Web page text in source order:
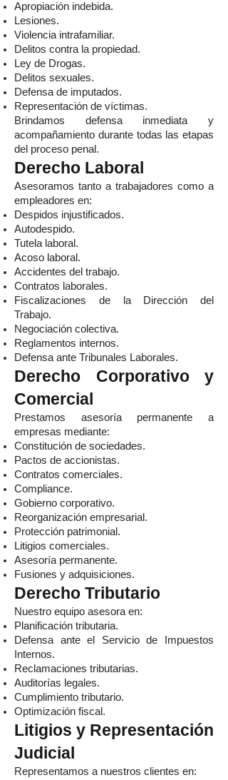
Apropiación indebida.
Lesiones.
Violencia intrafamiliar.
Delitos contra la propiedad.
Ley de Drogas.
Delitos sexuales.
Defensa de imputados.
Representación de víctimas.
Brindamos defensa inmediata y
acompañamiento durante todas las etapas
del proceso penal.
Derecho Laboral
Asesoramos tanto a trabajadores como a
empleadores en:
Despidos injustificados.
Autodespido.
Tutela laboral.
Acoso laboral.
Accidentes del trabajo.
Contratos laborales.
Fiscalizaciones de la Dirección del
Trabajo.
Negociación colectiva.
Reglamentos internos.
Defensa ante Tribunales Laborales.
Derecho Corporativo y
Comercial
Prestamos asesoría permanente a
empresas mediante:
Constitución de sociedades.
Pactos de accionistas.
Contratos comerciales.
Compliance.
Gobierno corporativo.
Reorganización empresarial.
Protección patrimonial.
Litigios comerciales.
Asesoría permanente.
Fusiones y adquisiciones.
Derecho Tributario
Nuestro equipo asesora en:
Planificación tributaria.
Defensa ante el Servicio de Impuestos
Internos.
Reclamaciones tributarias.
Auditorías legales.
Cumplimiento tributario.
Optimización fiscal.
Litigios y Representación
Judicial
Representamos a nuestros clientes en: